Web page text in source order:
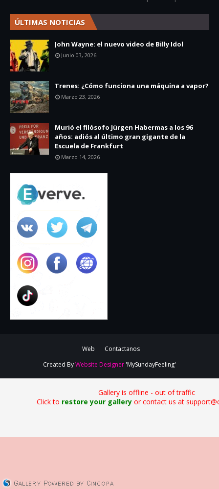
ÚLTIMAS NOTICIAS
John Wayne: el nuevo video de Billy Idol
Junio 03, 2026
Trenes: ¿Cómo funciona una máquina a vapor?
Marzo 23, 2026
Murió el filósofo Jürgen Habermas a los 96
años: adiós al último gran gigante de la
Escuela de Frankfurt
Marzo 14, 2026
Web
Contactanos
Created ByWebsite Designer 'MySundayFeeling'
Gallery is offline - out of traffic
Click to restore your galleryor contact us at